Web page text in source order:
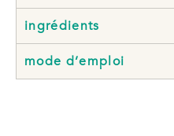
ingrédients
mode d’emploi